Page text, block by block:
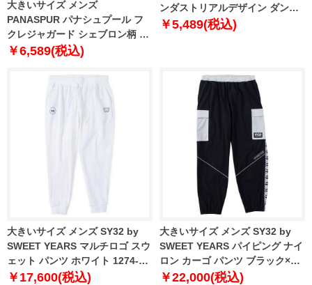
大きいサイズ メンズ
PANASPUR パナシュプール フ
クレジャガード シェブロン柄 パ
ンツ 4731-372z
￥6,589(税込)
ンダストリアルデザイン ダンボ
ール プリント パンツ 12439518
￥5,489(税込)
大きいサイズ メンズ SY32 by
SWEET YEARS マルチロゴ スウ
ェット パンツ ホワイト 1274-
4330-1 3L 4L 5L 6L
￥17,600(税込)
大きいサイズ メンズ SY32 by
SWEET YEARS パイピング ナイ
ロン カーゴ パンツ ブラック×グ
レー 1274-4331-1 3L 4L 5L 6L
￥22,000(税込)